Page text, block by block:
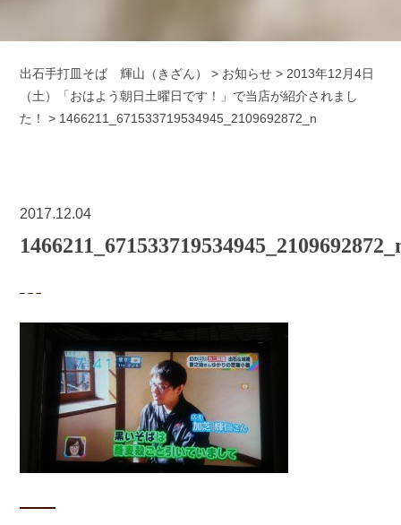
出石手打皿そば 輝山（きざん） > お知らせ > 2013年12月4日
（土）「おはよう朝日土曜日です！」で当店が紹介されまし
た！
> 1466211_671533719534945_2109692872_n
2017.12.04